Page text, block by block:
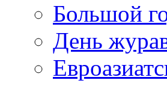
Большой
День